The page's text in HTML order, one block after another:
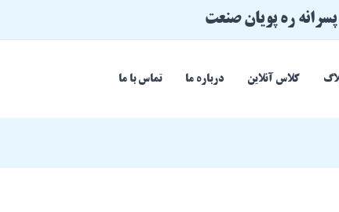
ره پویان صنعت
کلاس آنلاین درباره ما تماس با ما